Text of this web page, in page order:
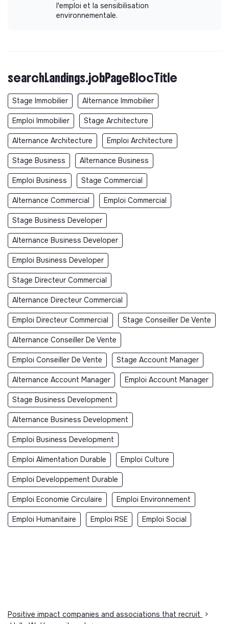
l'emploi et la sensibilisation
environnementale.
searchLandings.jobPageBlocTitle
Stage Immobilier Alternance Immobilier
Emploi Immobilier Stage Architecture
Alternance Architecture Emploi Architecture
Stage Business Alternance Business
Emploi Business Stage Commercial
Alternance Commercial Emploi Commercial
Stage Business Developer
Alternance Business Developer
Emploi Business Developer
Stage Directeur Commercial
Alternance Directeur Commercial
Emploi Directeur Commercial Stage Conseiller De Vente
Alternance Conseiller De Vente
Emploi Conseiller De Vente Stage Account Manager
Alternance Account Manager Emploi Account Manager
Stage Business Development
Alternance Business Development
Emploi Business Development
Emploi Alimentation Durable Emploi Culture
Emploi Developpement Durable
Emploi Economie Circulaire Emploi Environnement
Emploi Humanitaire Emploi RSE Emploi Social
Positive impact companies and associations that recruit
>